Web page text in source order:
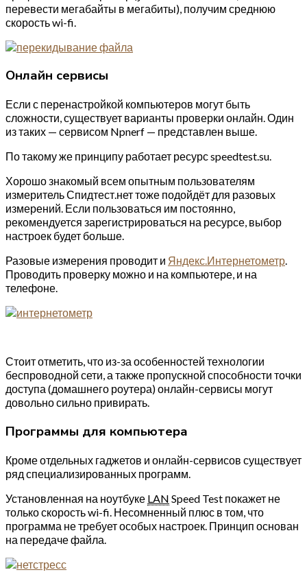
перевести мегабайты в мегабиты), получим среднюю
скорость wi-fi.
Онлайн сервисы
Если с перенастройкой компьютеров могут быть
сложности, существует варианты проверки онлайн. Один
из таких — сервисом Npnerf — представлен выше.
По такому же принципу работает ресурс speedtest.su.
Хорошо знакомый всем опытным пользователям
измеритель Спидтест.нет тоже подойдёт для разовых
измерений. Если пользоваться им постоянно,
рекомендуется зарегистрироваться на ресурсе, выбор
настроек будет больше.
Разовые измерения проводит и Яндекс.Интернетометр.
Проводить проверку можно и на компьютере, и на
телефоне.
Стоит отметить, что из-за особенностей технологии
беспроводной сети, а также пропускной способности точки
доступа (домашнего роутера) онлайн-сервисы могут
довольно сильно привирать.
Программы для компьютера
Кроме отдельных гаджетов и онлайн-сервисов существует
ряд специализированных программ.
Установленная на ноутбуке LAN Speed Test покажет не
только скорость wi-fi. Несомненный плюс в том, что
программа не требует особых настроек. Принцип основан
на передаче файла.